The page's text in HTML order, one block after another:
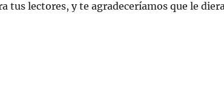
tus lectores, y te agradeceríamos que le